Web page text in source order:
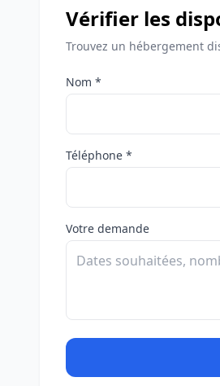
Vérifier les
Trouvez un hébergement
Nom *
Téléphone *
Votre demande